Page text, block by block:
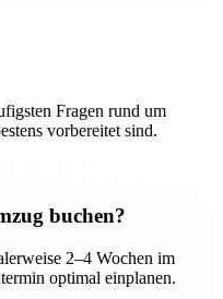
Fragen rund um
vorbereitet sind.
buchen?
2–4 Wochen im
optimal einplanen.